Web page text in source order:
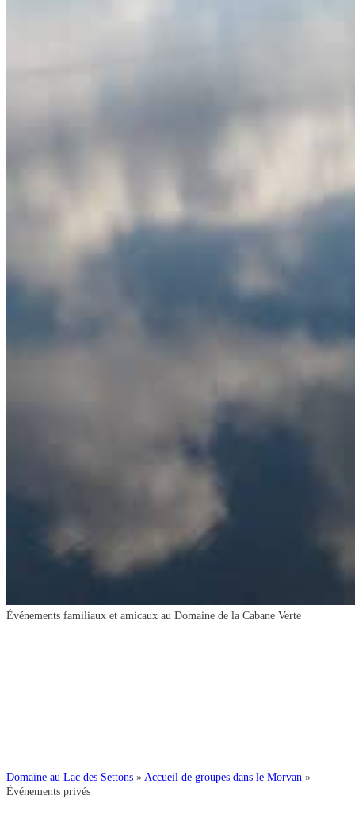
Événements familiaux et amicaux au Domaine de la Cabane Verte
Domaine au Lac des Settons » Accueil de groupes dans le Morvan »
Événements privés